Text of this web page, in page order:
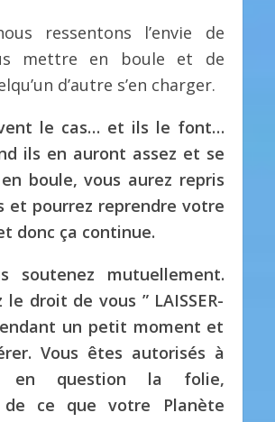
ressentons l’envie de
mettre en boule et de
d’autre s’en charger.
le cas… et ils le font…
ils en auront assez et se
boule, vous aurez repris
et pourrez reprendre votre
donc ça continue.
soutenez mutuellement.
le droit de vous ” LAISSER-
un petit moment et
Vous êtes autorisés à
en question la folie,
de ce que votre Planète